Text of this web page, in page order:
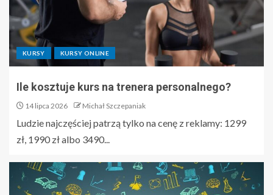
KURSY KURSY ONLINE
Ile kosztuje kurs na trenera personalnego?
14 lipca 2026 Michał Szczepaniak
Ludzie najczęściej patrzą tylko na cenę z reklamy: 1299
zł, 1990 zł albo 3490...